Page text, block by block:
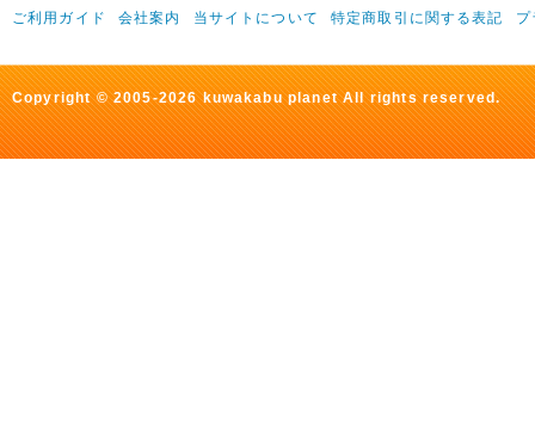
ご利用ガイド 会社案内 当サイトについて 特定商取引に関する表記 プ
Copyright © 2005-2026 kuwakabu planet All rights reserved.